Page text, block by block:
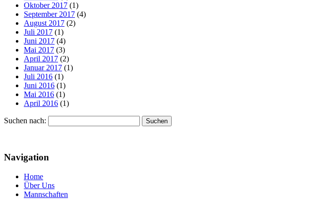
Oktober 2017 (1)
September 2017 (4)
August 2017 (2)
Juli 2017 (1)
Juni 2017 (4)
Mai 2017 (3)
April 2017 (2)
Januar 2017 (1)
Juli 2016 (1)
Juni 2016 (1)
Mai 2016 (1)
April 2016 (1)
Suchen nach:
Navigation
Home
Über Uns
Mannschaften